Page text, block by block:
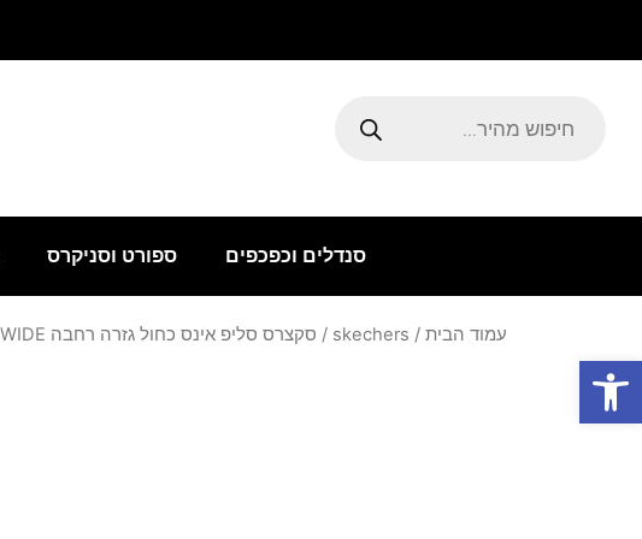
פתח סרגל נגישות
סנדלים וכפכפים ספורט וסניקרס
עמוד הבית /
skechers / סקצרס סליפ אינס כחול גזרה רחבה WIDE